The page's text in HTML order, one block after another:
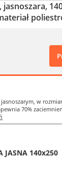
jasnoszara,
w
70%
JASNA 140x250